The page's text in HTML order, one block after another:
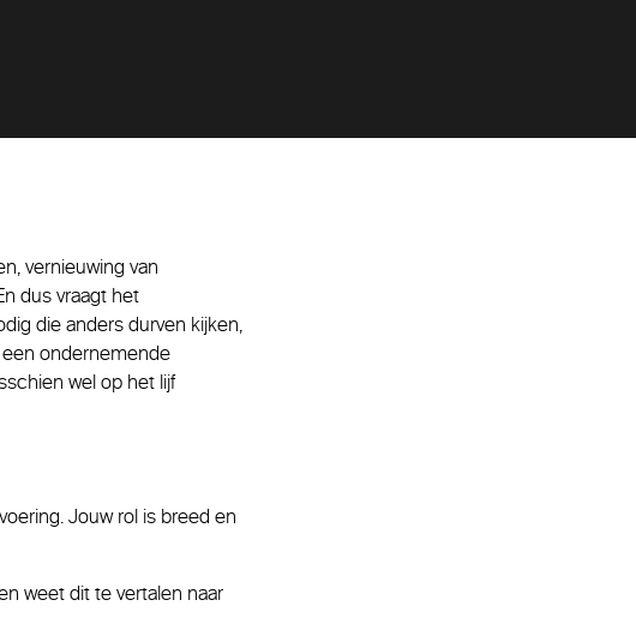
vernieuwing van
dus vraagt het
die anders durven kijken,
ondernemende
wel op het lijf
Jouw rol is breed en
weet dit te vertalen naar